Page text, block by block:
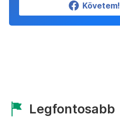
Követem!
Legfontosabb